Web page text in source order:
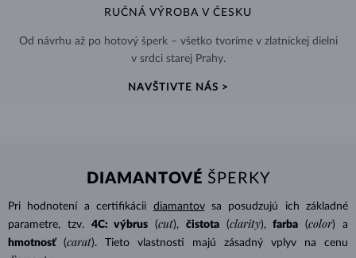
RUČNÁ VÝROBA V ČESKU
Od návrhu až po hotový šperk – všetko tvoríme v zlatníckej dielni
v srdci starej Prahy.
NAVŠTIVTE NÁS >
DIAMANTOVÉ ŠPERKY
Pri hodnotení a certifikácii diamantovsa posudzujú ich základné
parametre, tzv.
4C: výbrus (cut), čistota (clarity), farba (color) a
hmotnosť
(carat). Tieto vlastnosti majú zásadný vplyv na cenu